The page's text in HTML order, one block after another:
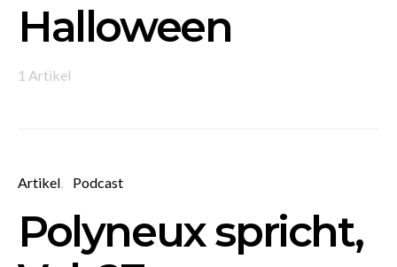
Halloween
1 Artikel
Artikel Podcast
Polyneux spricht,